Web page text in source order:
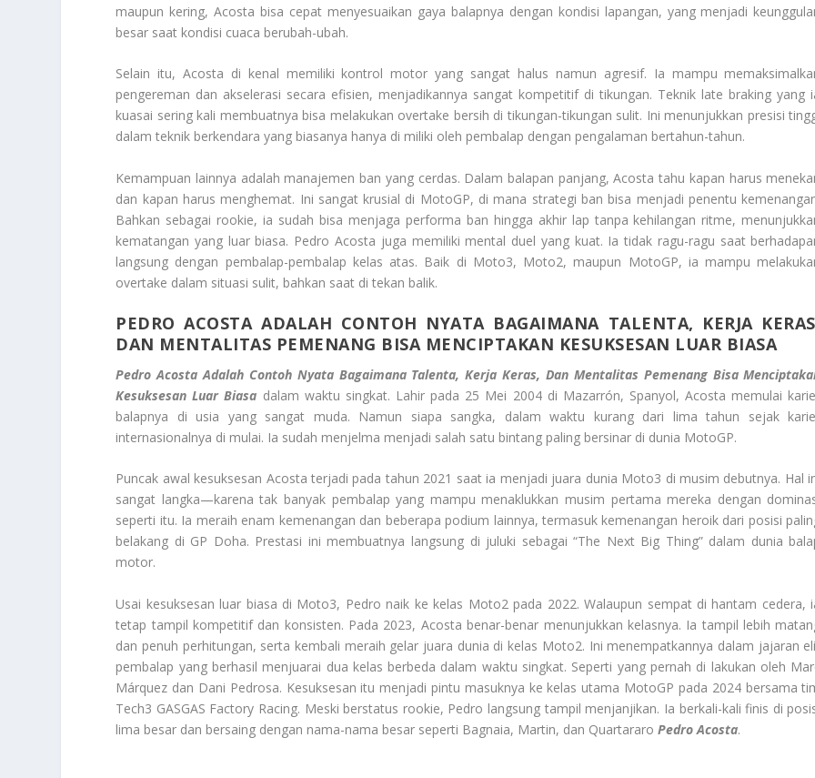
maupun kering, Acosta bisa cepat menyesuaikan gaya balapnya dengan kondisi lapangan, yang menjadi
besar saat kondisi cuaca berubah-ubah.
Selain itu, Acosta di kenal memiliki kontrol motor yang sangat halus namun agresif. Ia mampu
pengereman dan akselerasi secara efisien, menjadikannya sangat kompetitif di tikungan. Teknik late braking yang
kuasai sering kali membuatnya bisa melakukan overtake bersih di tikungan-tikungan sulit. Ini menunjukkan presisi
dalam teknik berkendara yang biasanya hanya di miliki oleh pembalap dengan pengalaman bertahun-tahun.
Kemampuan lainnya adalah manajemen ban yang cerdas. Dalam balapan panjang, Acosta tahu kapan harus
dan kapan harus menghemat. Ini sangat krusial di MotoGP, di mana strategi ban bisa menjadi penentu
Bahkan sebagai rookie, ia sudah bisa menjaga performa ban hingga akhir lap tanpa kehilangan ritme,
kematangan yang luar biasa. Pedro Acosta juga memiliki mental duel yang kuat. Ia tidak ragu-ragu saat
langsung dengan pembalap-pembalap kelas atas. Baik di Moto3, Moto2, maupun MotoGP, ia mampu
overtake dalam situasi sulit, bahkan saat di tekan balik.
PEDRO ACOSTA ADALAH CONTOH NYATA BAGAIMANA TALENTA, KERJA
DAN MENTALITAS PEMENANG BISA MENCIPTAKAN KESUKSESAN LUAR BIASA
Pedro Acosta Adalah Contoh Nyata Bagaimana Talenta, Kerja Keras, Dan Mentalitas Pemenang Bisa
Kesuksesan Luar Biasa dalam waktu singkat. Lahir pada 25 Mei 2004 di Mazarrón, Spanyol, Acosta memulai
balapnya di usia yang sangat muda. Namun siapa sangka, dalam waktu kurang dari lima tahun sejak
internasionalnya di mulai. Ia sudah menjelma menjadi salah satu bintang paling bersinar di dunia MotoGP.
Puncak awal kesuksesan Acosta terjadi pada tahun 2021 saat ia menjadi juara dunia Moto3 di musim debutnya. Hal
sangat langka—karena tak banyak pembalap yang mampu menaklukkan musim pertama mereka dengan
seperti itu. Ia meraih enam kemenangan dan beberapa podium lainnya, termasuk kemenangan heroik dari posisi
belakang di GP Doha. Prestasi ini membuatnya langsung di juluki sebagai “The Next Big Thing” dalam dunia
motor.
Usai kesuksesan luar biasa di Moto3, Pedro naik ke kelas Moto2 pada 2022. Walaupun sempat di hantam cedera,
tetap tampil kompetitif dan konsisten. Pada 2023, Acosta benar-benar menunjukkan kelasnya. Ia tampil lebih
dan penuh perhitungan, serta kembali meraih gelar juara dunia di kelas Moto2. Ini menempatkannya dalam jajaran
pembalap yang berhasil menjuarai dua kelas berbeda dalam waktu singkat. Seperti yang pernah di lakukan oleh
Márquez dan Dani Pedrosa. Kesuksesan itu menjadi pintu masuknya ke kelas utama MotoGP pada 2024 bersama
Tech3 GASGAS Factory Racing. Meski berstatus rookie, Pedro langsung tampil menjanjikan. Ia berkali-kali finis di
lima besar dan bersaing dengan nama-nama besar seperti Bagnaia, Martin, dan Quartararo Pedro Acosta.